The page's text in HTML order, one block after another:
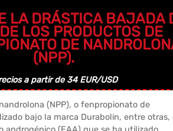
LA DRÁSTICA BAJADA
LOS PRODUCTOS DE
DE
(NPP).
a partir de 34 EUR/USD
(NPP), o fenpropionato de
bajo la marca Durabolin, entre otras,